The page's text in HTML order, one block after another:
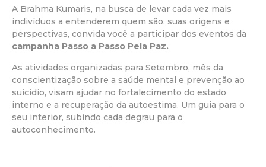
A Brahma Kumaris, na busca de levar cada vez mais
indivíduos a entenderem quem são, suas origens e
perspectivas, convida você a participar dos eventos da
campanha Passo a Passo Pela Paz.
As atividades organizadas para Setembro, mês da
conscientização sobre a saúde mental e prevenção ao
suicídio, visam ajudar no fortalecimento do estado
interno e a recuperação da autoestima. Um guia para o
seu interior, subindo cada degrau para o
autoconhecimento.